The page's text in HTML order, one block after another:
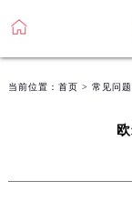
当前位置： 首页 > 常见问题